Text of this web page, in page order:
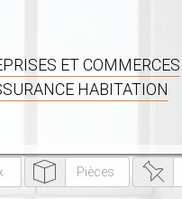
ET COMMERCES
HABITATION